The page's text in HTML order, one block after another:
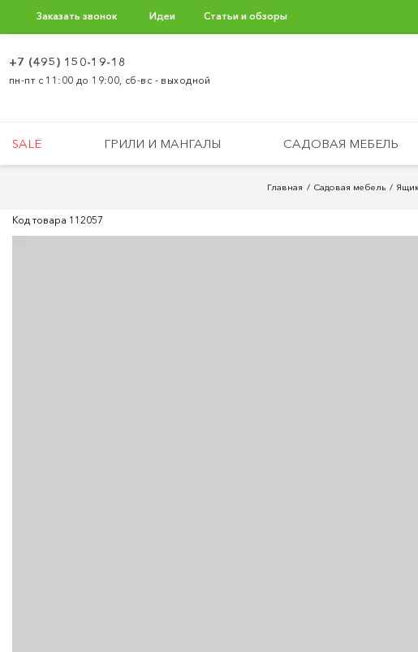
Заказать звонок Идеи Статьи и обзоры
+7 (495) 150-19-18
пн-пт с 11:00 до 19:00, сб-вс - выходной
SALE ГРИЛИ И МАНГАЛЫ САДОВАЯ МЕБЕЛЬ
Главная Садовая мебель
Код товара 112057